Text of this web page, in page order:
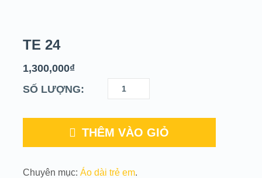
TE 24
1,300,000₫
SỐ LƯỢNG:
THÊM VÀO GIỎ
Chuyên mục: Áo dài trẻ em.